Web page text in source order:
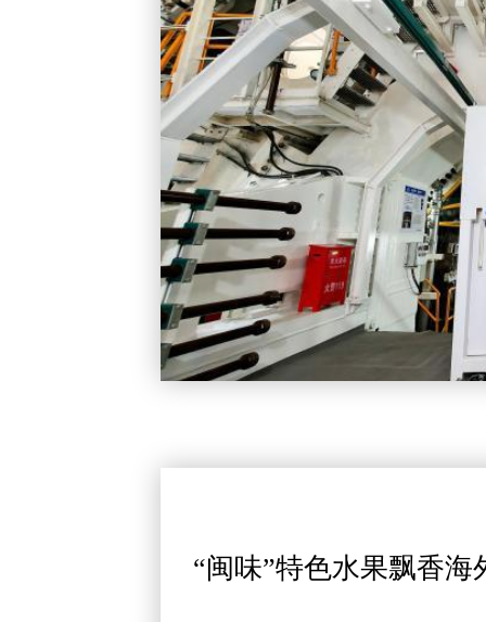
“闽味”特色水果飘香海